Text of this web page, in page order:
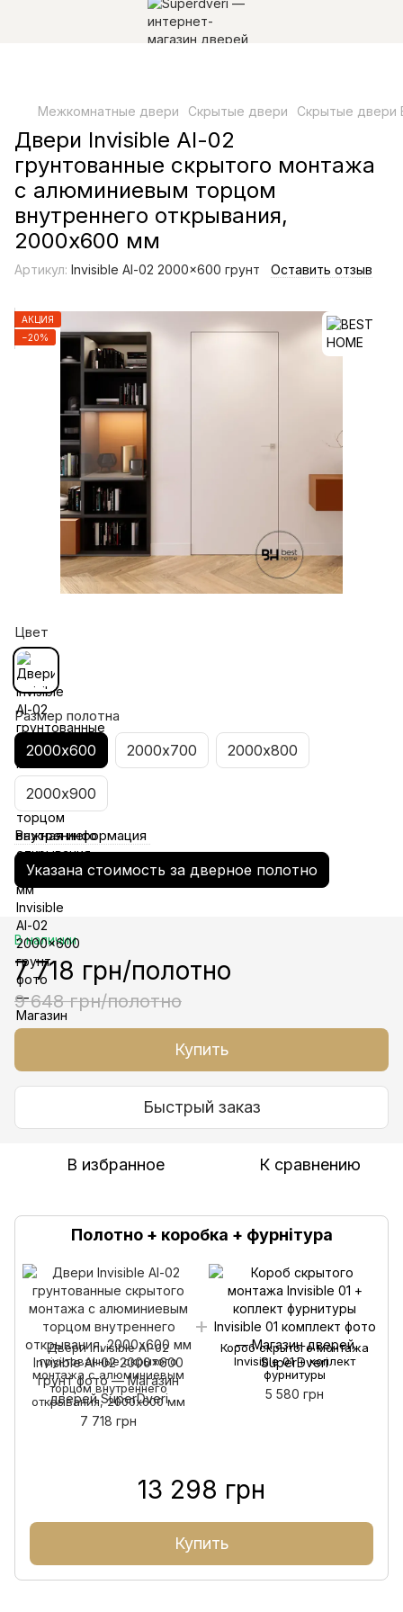
Межкомнатные двери Скрытые двери Скрытые двери
Двери Invisible Al-02
грунтованные скрытого монтажа
c алюминиевым торцом
внутреннего открывания,
2000х600 мм
Артикул: Invisible Al-02 2000x600 грунт Оставить отзыв
АКЦИЯ
−20%
Цвет
Размер полотна
2000х600 2000х700 2000х800
2000х900
Важная информация
Указана стоимость за дверное полотно
В наличии
7 718 грн/полотно
9 648 грн/полотно
Купить
Быстрый заказ
В избранное К сравнению
Полотно + коробка + фурнітура
Двери Invisible Al-02
грунтованные скрытого
монтажа c алюминиевым
торцом внутреннего
открывания, 2000х600 мм
7 718 грн
Короб скрытого монтажа
Invisible 01 + коплект
фурнитуры
5 580 грн
13 298 грн
Купить